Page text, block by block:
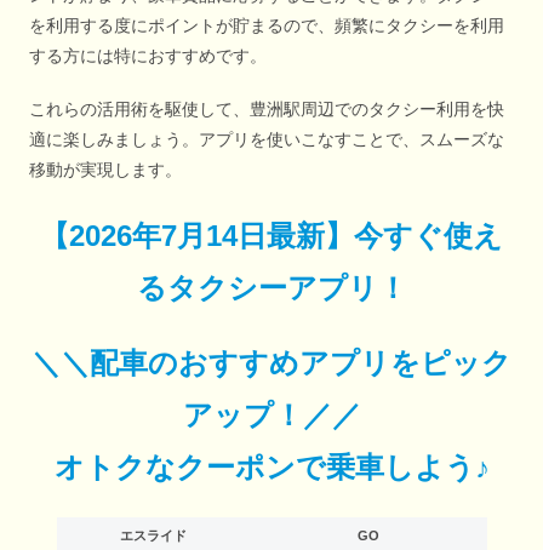
を利用する度にポイントが貯まるので、頻繁にタクシーを利用
する方には特におすすめです。
これらの活用術を駆使して、豊洲駅周辺でのタクシー利用を快
適に楽しみましょう。アプリを使いこなすことで、スムーズな
移動が実現します。
【2026年7月14日最新】 今すぐ使え
るタクシーアプリ！
＼＼配車のおすすめアプリをピック
アップ！／／
オトクなクーポンで乗車しよう♪
エスライド
GO